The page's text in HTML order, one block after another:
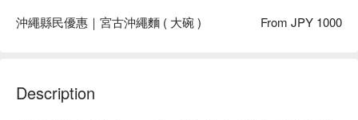
沖繩縣民優惠｜宮古沖繩麵 ( 大碗 ) From JPY 1000
Description